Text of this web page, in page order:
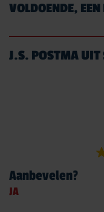
VOLDOENDE,
J.S. POSTMA UIT
Aanbevelen?
JA